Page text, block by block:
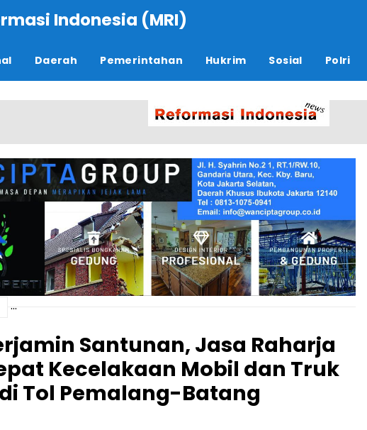
Indonesia (MRI)
Daerah Pemerintahan Hukrim Sosial Polri
Santunan, Jasa Raharja
Kecelakaan Mobil dan Truk
Tol Pemalang-Batang